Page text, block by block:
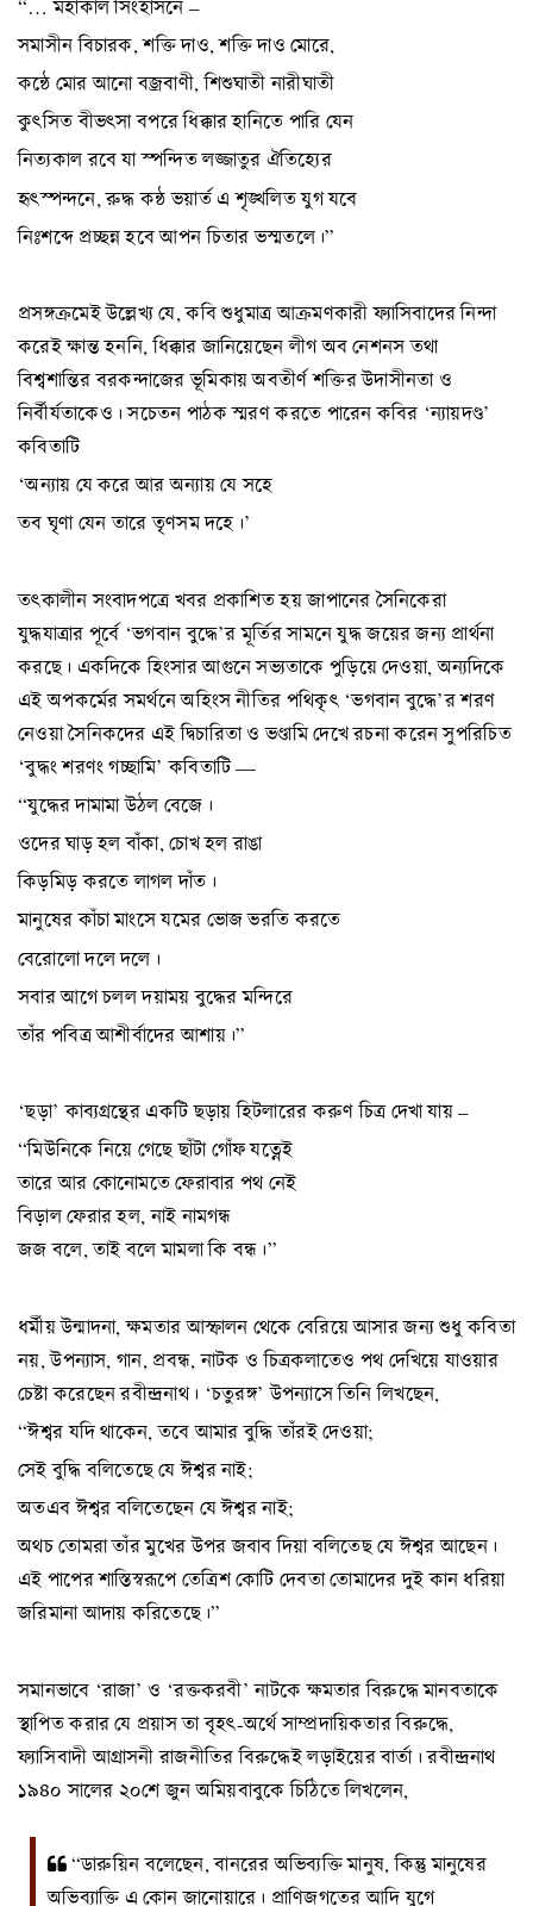
“… মহাকাল সিংহাসনে –
সমাসীন বিচারক, শক্তি দাও, শক্তি দাও মোরে,
কন্ঠে মোর আনো বজ্রবাণী, শিশুঘাতী নারীঘাতী
কুৎসিত বীভৎসা বপরে ধিক্কার হানিতে পারি যেন
নিত্যকাল রবে যা স্পন্দিত লজ্জাতুর ঐতিহ্যের
হৃৎস্পন্দনে, রুদ্ধ কন্ঠ ভয়ার্ত এ শৃঙ্খলিত যুগ যবে
নিঃশব্দে প্রচ্ছন্ন হবে আপন চিতার ভস্মতলে।”
প্রসঙ্গক্রমেই উল্লেখ্য যে, কবি শুধুমাত্র আক্রমণকারী ফ্যাসিবাদের নিন্দা
করেই ক্ষান্ত হননি, ধিক্কার জানিয়েছেন লীগ অব নেশনস তথা
বিশ্বশান্তির বরকন্দাজের ভূমিকায় অবতীর্ণ শক্তির উদাসীনতা ও
নির্বীর্যতাকেও। সচেতন পাঠক স্মরণ করতে পারেন কবির ‘ন্যায়দণ্ড’
কবিতাটি
‘অন্যায় যে করে আর অন্যায় যে সহে
তব ঘৃণা যেন তারে তৃণসম দহে।’
তৎকালীন সংবাদপত্রে খবর প্রকাশিত হয় জাপানের সৈনিকেরা
যুদ্ধযাত্রার পূর্বে ‘ভগবান বুদ্ধে’র মূর্তির সামনে যুদ্ধ জয়ের জন্য প্রার্থনা
করছে। একদিকে হিংসার আগুনে সভ্যতাকে পুড়িয়ে দেওয়া, অন্যদিকে
এই অপকর্মের সমর্থনে অহিংস নীতির পথিকৃৎ ‘ভগবান বুদ্ধে’র শরণ
নেওয়া সৈনিকদের এই দ্বিচারিতা ও ভণ্ডামি দেখে রচনা করেন সুপরিচিত
‘বুদ্ধং শরণং গচ্ছামি’ কবিতাটি —
“যুদ্ধের দামামা উঠল বেজে।
ওদের ঘাড় হল বাঁকা, চোখ হল রাঙা
কিড়মিড় করতে লাগল দাঁত।
মানুষের কাঁচা মাংসে যমের ভোজ ভরতি করতে
বেরোলো দলে দলে।
সবার আগে চলল দয়াময় বুদ্ধের মন্দিরে
তাঁর পবিত্র আশীর্বাদের আশায়।”
‘ছড়া’ কাব্যগ্রন্থের একটি ছড়ায় হিটলারের করুণ চিত্র দেখা যায় –
“মিউনিকে নিয়ে গেছে ছাঁটা গোঁফ যত্নেই
তারে আর কোনোমতে ফেরাবার পথ নেই
বিড়াল ফেরার হল, নাই নামগন্ধ
জজ বলে, তাই বলে মামলা কি বন্ধ।”
ধর্মীয় উন্মাদনা, ক্ষমতার আস্ফালন থেকে বেরিয়ে আসার জন্য শুধু কবিতা
নয়, উপন্যাস, গান, প্রবন্ধ, নাটক ও চিত্রকলাতেও পথ দেখিয়ে যাওয়ার
চেষ্টা করেছেন রবীন্দ্রনাথ। ‘চতুরঙ্গ’ উপন্যাসে তিনি লিখছেন,
“ঈশ্বর যদি থাকেন, তবে আমার বুদ্ধি তাঁরই দেওয়া;
সেই বুদ্ধি বলিতেছে যে ঈশ্বর নাই;
অতএব ঈশ্বর বলিতেছেন যে ঈশ্বর নাই;
অথচ তোমরা তাঁর মুখের উপর জবাব দিয়া বলিতেছ যে ঈশ্বর আছেন।
এই পাপের শাস্তিস্বরূপে তেত্রিশ কোটি দেবতা তোমাদের দুই কান ধরিয়া
জরিমানা আদায় করিতেছে।”
সমানভাবে ‘রাজা’ ও ‘রক্তকরবী’ নাটকে ক্ষমতার বিরুদ্ধে মানবতাকে
স্থাপিত করার যে প্রয়াস তা বৃহৎ-অর্থে সাম্প্রদায়িকতার বিরুদ্ধে,
ফ্যাসিবাদী আগ্রাসনী রাজনীতির বিরুদ্ধেই লড়াইয়ের বার্তা। রবীন্দ্রনাথ
১৯৪০ সালের ২০শে জুন অমিয়বাবুকে চিঠিতে লিখলেন,
“ডারুয়িন বলেছেন, বানরের অভিব্যক্তি মানুষ, কিন্তু মানুষের
অভিব্যাক্তি এ কোন জানোয়ারে। প্রাণিজগতের আদি যুগে